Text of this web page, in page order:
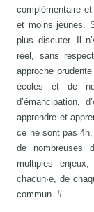
complémentaire
et moins jeunes.
plus discuter. Il
réel, sans
approche
écoles et de
d’émancipation,
apprendre et
ce ne sont pas
de nombreuses
multiples
chacun·e, de
commun. #